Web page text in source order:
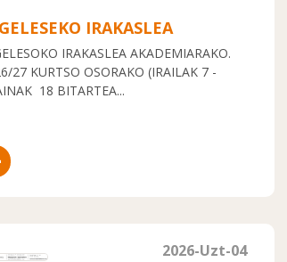
IRAKASLEA
IRAKASLEA AKADEMIARAKO.
27 KURTSO OSORAKO (IRAILAK 7 -
18 BITARTEA...
2026-Uzt-04